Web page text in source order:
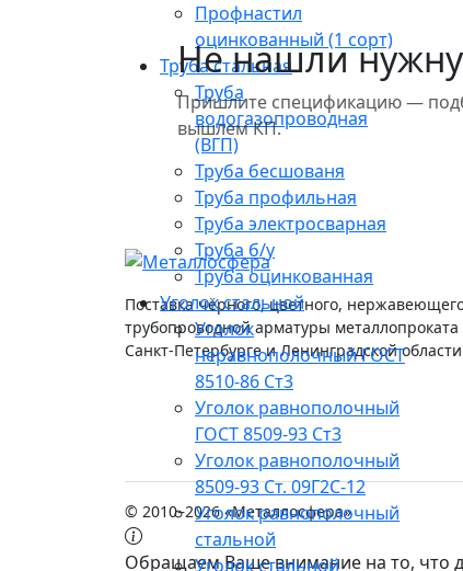
Профнастил
оцинкованный (1 сорт)
Труба стальная
Труба
водогазопроводная
(ВГП)
Труба бесшованя
Труба профильная
Труба электросварная
Труба б/у
Труба оцинкованная
Уголок стальной
Уголок
неравнополочный ГОСТ
8510-86 Ст3
Уголок равнополочный
ГОСТ 8509-93 Ст3
Уголок равнополочный
8509-93 Ст. 09Г2С-12
Уголок равнополочный
стальной
Уголок стальной
Не нашли
Пришлите спецификацию —
вышлем КП.
Поставка чёрного, цветного,
трубопроводной арматуры металлопроката
Санкт-Петербурге и Ленинградской
© 2010–2026 «Металлосфера»
Обращаем Ваше внимание на то, что